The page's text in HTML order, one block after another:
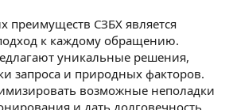
СЗБХ является
к каждому обращению.
уникальные решения,
запроса и природных факторов.
возможные неполадки